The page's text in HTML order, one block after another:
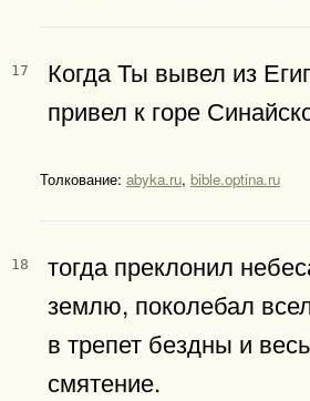
17
Когда Ты вывел из
привел к горе
Толкование: abyka.ru, bible.optina.ru
18
тогда преклонил
землю, поколебал
в трепет бездны и
смятение.